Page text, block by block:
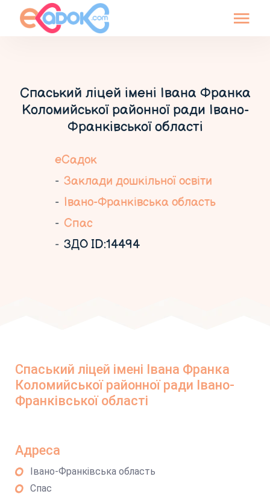
Спаський ліцей імені Івана Франка
Коломийської районної ради Івано-
Франківської області
еСадок
Заклади дошкільної освіти
Івано-Франківська область
Спас
ЗДО ID:14494
Спаський ліцей імені Івана Франка
Коломийської районної ради Івано-
Франківської області
Адреса
Івано-Франківська область
Спас